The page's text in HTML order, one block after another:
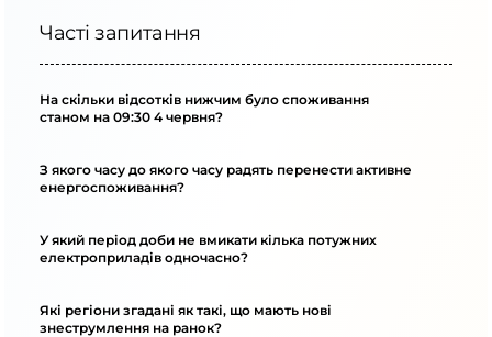
Часті запитання
На скільки відсотків нижчим було споживання
станом на 09:30 4 червня?
З якого часу до якого часу радять перенести активне
енергоспоживання?
У який період доби не вмикати кілька потужних
електроприладів одночасно?
Які регіони згадані як такі, що мають нові
знеструмлення на ранок?